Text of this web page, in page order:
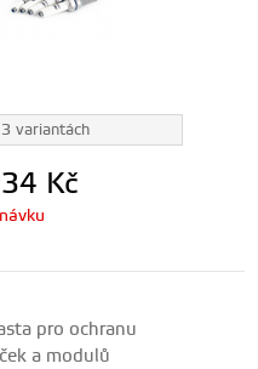
variantách
Kč
pro ochranu
a modulů